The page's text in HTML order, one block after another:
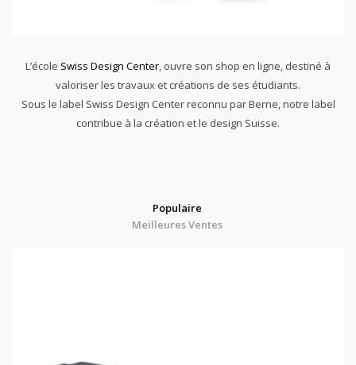
L’école Swiss Design Center, ouvre son shop en ligne, destiné à
valoriser les travaux et créations de ses étudiants.
Sous le label Swiss Design Center reconnu par Berne, notre label
contribue à la création et le design Suisse.
Populaire
Meilleures Ventes